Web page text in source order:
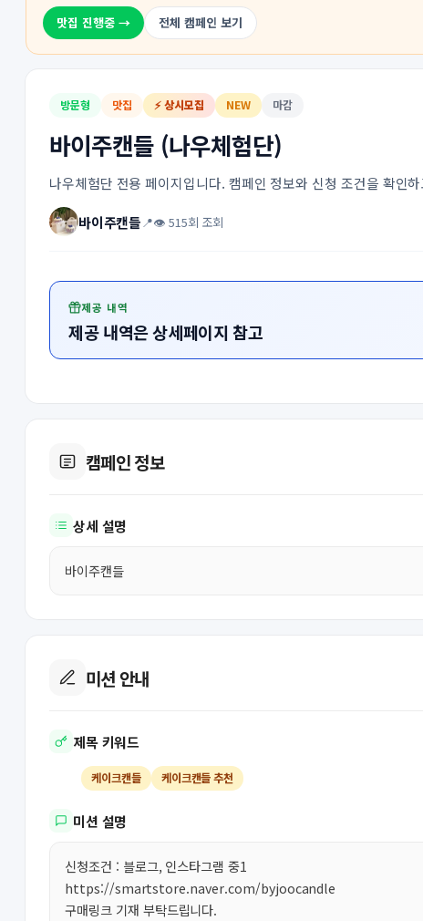
맛집 진행중 → 전체 캠페인 보기
방문형 맛집 ⚡ 상시모집 NEW 마감
바이주캔들 (나우체험단)
나우체험단 전용 페이지입니다. 캠페인 정보와 신청 조건을 확인
바이주캔들 📍👁 515회 조회
제공 내역
제공 내역은 상세페이지 참고
캠페인 정보
상세 설명
바이주캔들
미션 안내
제목 키워드
케이크캔들 케이크캔들 추천
미션 설명
신청조건 : 블로그, 인스타그램 중1
https://smartstore.naver.com/byjoocandle
구매링크 기재 부탁드립니다.